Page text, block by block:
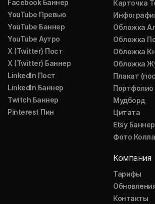
Facebook Баннер
YouTube Превью
YouTube Баннер
YouTube Аутро
X (Twitter) Пост
X (Twitter) Баннер
LinkedIn Пост
LinkedIn Баннер
Twitch Баннер
Pinterest Пин
Карточка
Обложка
Обложка
Обложка
Обложка
Плакат
Портфолио
Мудборд
Цитата
Etsy Баннер
Фото
Компания
Тарифы
Контакты